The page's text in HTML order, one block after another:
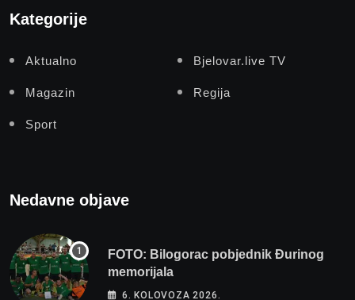
Kategorije
Aktualno Bjelovar.live TV
Magazin Regija
Sport
Nedavne objave
FOTO: Bilogorac pobjednik Đurinog
memorijala
6. KOLOVOZA 2026.